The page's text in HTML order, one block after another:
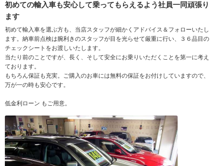
初めての輸入車も安心して乗ってもらえるよう社員一同頑張り
ます
初めて輸入車を選ぶ方も、当店スタッフが細かくアドバイス＆フォローいたし
ます。納車前点検は腕利きのスタッフが目を光らせて厳重に行い、３６品目の
チェックシートをお渡しいたします。
当たり前のことですが、長く、そして安全にお乗りいただくことを第一に考え
ております。
もちろん保証も充実。ご購入のお車には無料の保証をお付けしていますので、
万が一の時も安心です。
低金利ローン もご用意。